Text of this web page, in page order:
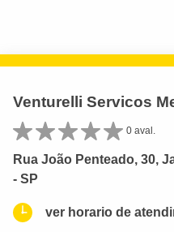
Venturelli Servicos
0 aval.
Rua João Penteado, 30,
- SP
ver horario de